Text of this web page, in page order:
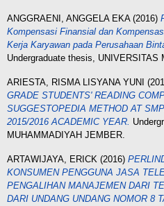
ANGGRAENI, ANGGELA EKA(2016)
Kompensasi Finansial dan
Kerja Karyawan pada Perusahaan
Undergraduate thesis, UNIVERSITAS
ARIESTA, RISMA LISYANA YUNI
GRADE STUDENTS' READING
SUGGESTOPEDIА МЕТHOD AT
2015/2016 ACADEMIC YEAR.
MUHAMMADIYAH JEMBER.
ARTAWIJAYA, ERICK (2016)
KONSUMEN PENGGUNA JASA
PENGALIHAN MANAJEMEN DARI
DARI UNDANG UNDANG NOMOR 8